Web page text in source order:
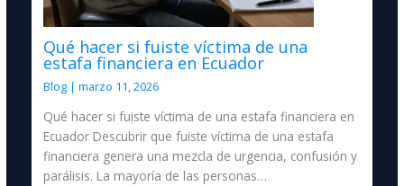
Qué hacer si fuiste víctima de una
estafa financiera en Ecuador
Blog |marzo 11, 2026
Qué hacer si fuiste víctima de una estafa financiera en
Ecuador Descubrir que fuiste víctima de una estafa
financiera genera una mezcla de urgencia, confusión y
parálisis. La mayoría de las personas…